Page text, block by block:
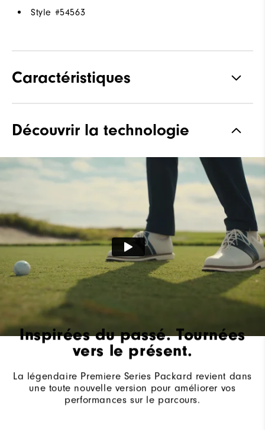
Style #54563
Caractéristiques
imperméable
Système de laçage Traditionnel
À crampons
Stabilité Très stable
Amorti Ferme
Découvrir la technologie
Inspirées du passé. Tournées
vers le présent.
La légendaire Premiere Series Packard revient dans
une toute nouvelle version pour améliorer vos
performances sur le parcours.